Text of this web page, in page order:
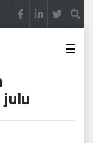
pretvara u destinaciju
☰
julu